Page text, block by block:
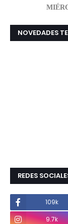
NOVEDADES
REDES
109k
9.7k